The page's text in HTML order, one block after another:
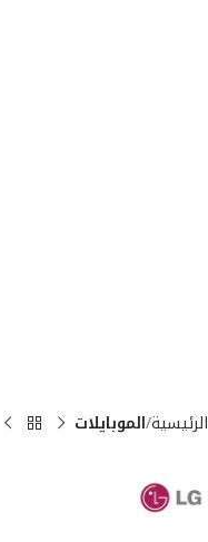
الرئيسية الموبايلات